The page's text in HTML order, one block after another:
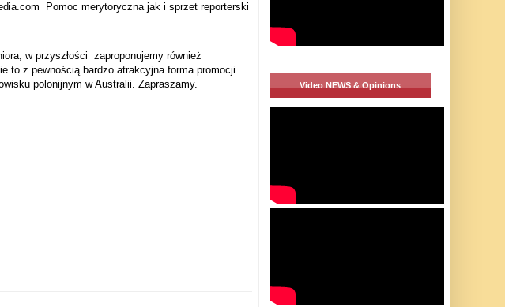
Pomoc merytoryczna jak i sprzet reporterski
w przyszłości zaproponujemy również
to z pewnością bardzo atrakcyjna forma promocji
polonijnym w Australii. Zapraszamy.
Video NEWS & Opinions